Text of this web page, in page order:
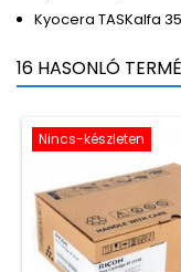
Kyocera TASKalfa
16 HASONLÓ
Nincs-készleten